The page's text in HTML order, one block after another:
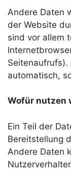
Andere Daten
der Website
sind vor allem
automatisch,
Wofür nutzen
Ein Teil der
Bereitstellung
Andere Daten